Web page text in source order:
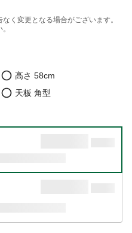
く変更となる場合がございます。
高さ 58cm
天板 角型